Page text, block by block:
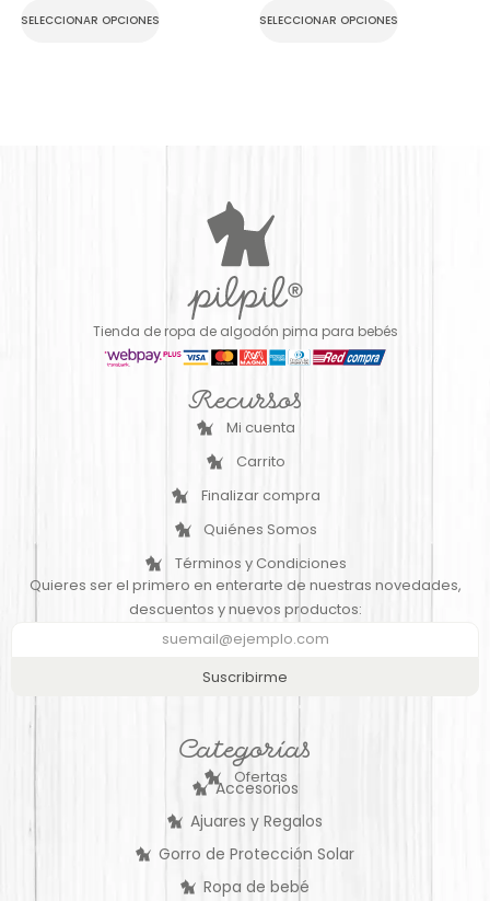
SELECCIONAR OPCIONES SELECCIONAR OPCIONES
Tienda de ropa de algodón pima para bebés
Recursos
Mi cuenta
Carrito
Finalizar compra
Quiénes Somos
Términos y Condiciones
Quieres ser el primero en enterarte de nuestras novedades,
descuentos y nuevos productos:
Suscribirme
Categorías
Ofertas
Accesorios
Ajuares y Regalos
Gorro de Protección Solar
Ropa de bebé